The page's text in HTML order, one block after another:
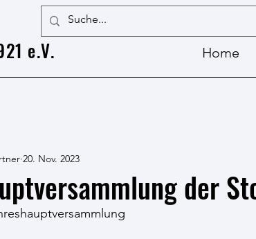
e.V. Home
der
20. Nov. 2023